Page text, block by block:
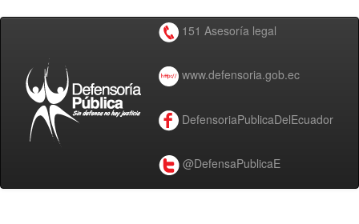
151 Asesoría legal
www.defensoria.gob.ec
DefensoriaPublicaDelEcuador
@DefensaPublicaE